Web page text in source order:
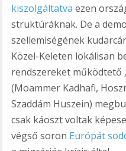
kiszolgáltatva ezen
struktúráknak. De a
szellemiségének
Közel-Keleten lokálisan
rendszereket működtető
(Moammer Kadhafi,
Szaddám Huszein)
csak káoszt voltak
végső soron Európát